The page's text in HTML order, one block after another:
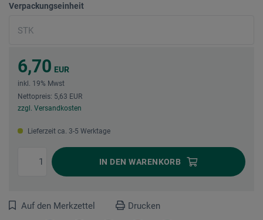
Verpackungseinheit
6,70 EUR
inkl. 19% Mwst
Nettopreis: 5,63 EUR
zzgl. Versandkosten
Lieferzeit ca. 3-5 Werktage
IN DEN WARENKORB
Auf den Merkzettel Drucken